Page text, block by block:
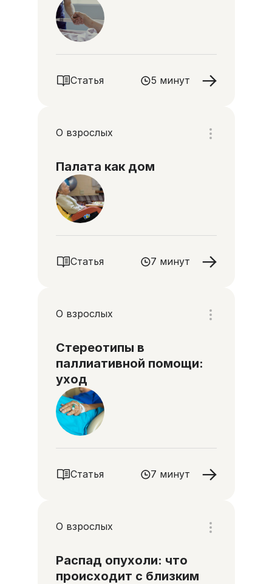
Статья 5 минут
О взрослых
Палата как дом
Статья 7 минут
О взрослых
Стереотипы в
паллиативной помощи:
уход
Статья 7 минут
О взрослых
Распад опухоли: что
происходит с близким